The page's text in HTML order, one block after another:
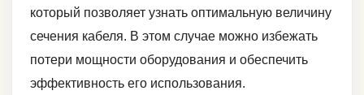
который позволяет узнать оптимальную величину
сечения кабеля. В этом случае можно избежать
потери мощности оборудования и обеспечить
эффективность его использования.